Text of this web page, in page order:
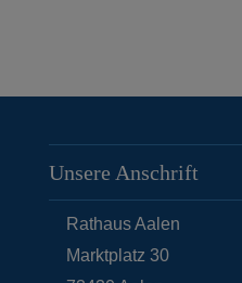
Unsere Anschrift
Rathaus Aalen
Marktplatz 30